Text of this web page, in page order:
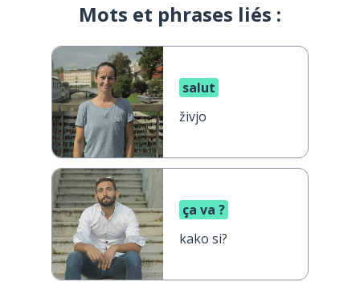
Mots et phrases liés :
salut
živjo
ça va ?
kako si?